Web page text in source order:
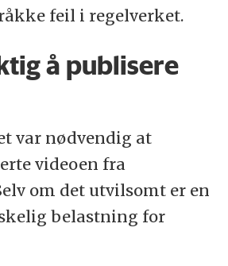
feil i regelverket.
å publisere
var nødvendig at
videoen fra
om det utvilsomt er en
belastning for